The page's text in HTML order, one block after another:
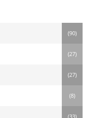
(90)
(27)
(27)
(8)
(33)